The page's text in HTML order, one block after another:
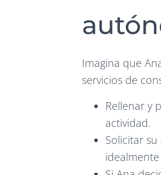
Imagina que
servicios de
Rellenar y
actividad.
Solicitar